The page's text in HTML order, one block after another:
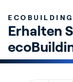
Erhalten